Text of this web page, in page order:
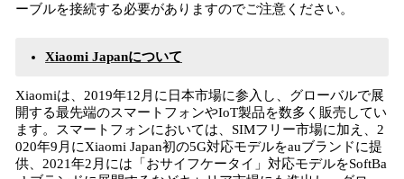
ーブルを接続する必要がありますのでご注意ください。
Xiaomi Japanについて
Xiaomiは、2019年12月に日本市場に参入し、グローバルで展
開する最先端のスマートフォンやIoT製品を数多く販売してい
ます。スマートフォンにおいては、SIMフリー市場に加え、2
020年9月にXiaomi Japan初の5G対応モデルをauブランドに提
供、2021年2月には「おサイフケータイ」対応モデルをSoftBa